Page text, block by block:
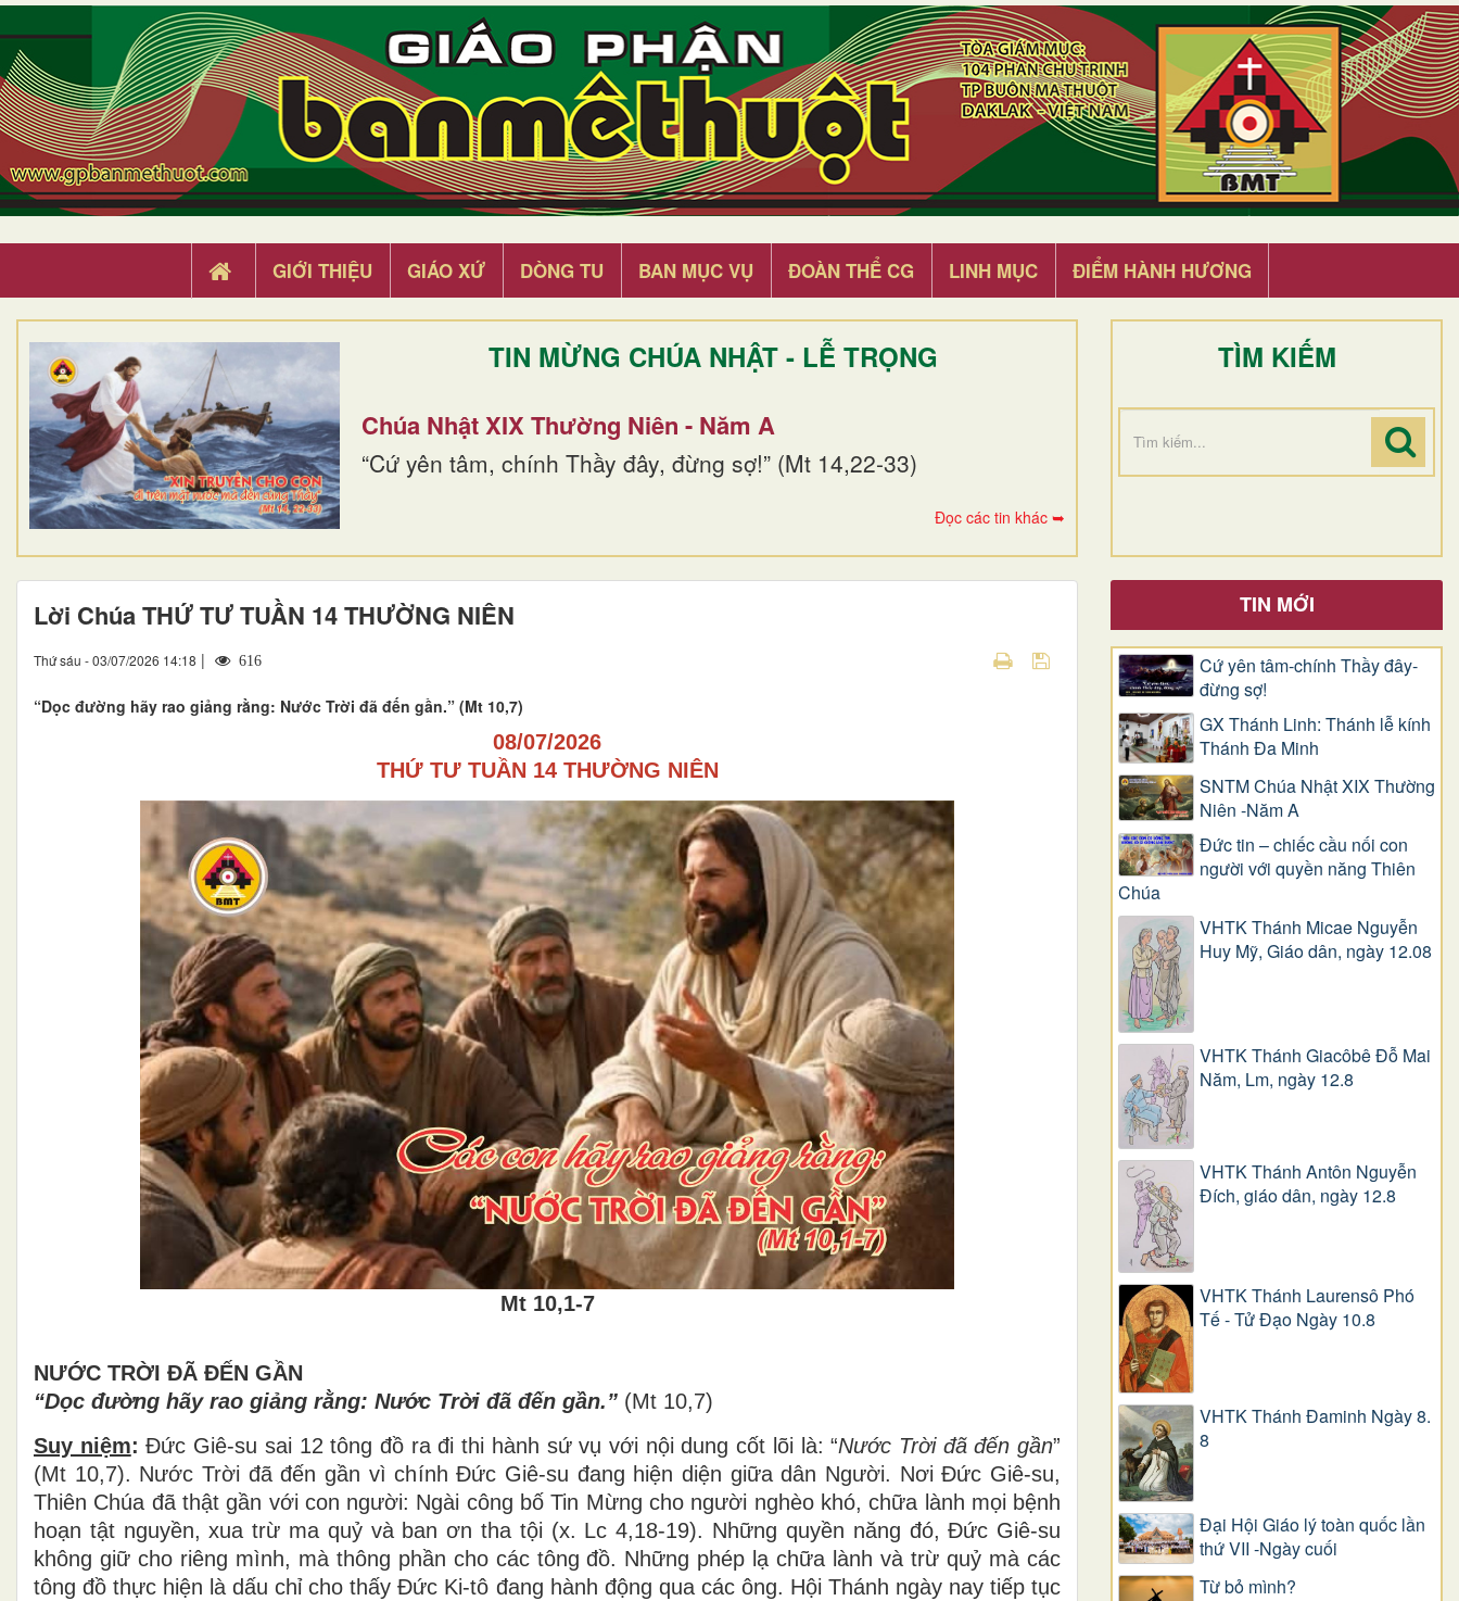
GIỚI THIỆU GIÁO XỨ DÒNG TU BAN MỤC VỤ ĐOÀN THỂ CG LINH MỤC ĐIỂM HÀNH HƯƠNG
TIN MỪNG CHÚA NHẬT - LỄ TRỌNG
Chúa Nhật XIX Thường Niên - Năm A
“Cứ yên tâm, chính Thầy đây, đừng sợ!” (Mt 14,22-33)
Đọc các tin khác ➥
TÌM KIẾM
Lời Chúa THỨ TƯ TUẦN 14 THƯỜNG NIÊN
Thứ sáu - 03/07/2026 14:18 | 616
“Dọc đường hãy rao giảng rằng: Nước Trời đã đến gần.” (Mt 10,7)
08/07/2026
THỨ TƯ TUẦN 14 THƯỜNG NIÊN
Mt 10,1-7
NƯỚC TRỜI ĐÃ ĐẾN GẦN
“Dọc đường hãy rao giảng rằng: Nước Trời đã đến gần.” (Mt 10,7)
Suy niệm: Đức Giê-su sai 12 tông đồ rađi thi hành sứvụ với nội dung cốt lõi là:“Nước Trời đã đến gần”
(Mt 10,7). Nước Trời đã đến gần vì chínhĐức Giê-su đang hiện diện giữa dân Người. NơiĐức Giê-su,
Thiên Chúa đãthật gần với con người: Ngài công bố Tin Mừng cho người nghèo khó, chữa lành mọi bệnh
hoạn tật nguyền, xua trừ ma quỷvàbanơn tha tội (x. Lc 4,18-19). Những quyền năng đó,Đức Giê-su
không giữcho riêng mình, màthông phần cho các tôngđồ. Những phép lạ chữa lành và trừ quỷ mà các
tôngđồ thực hiện là dấu chỉcho thấyĐức Ki-tô đang hành động qua các ông. Hội Thánh ngày nay tiếp tục
TIN MỚI
Cứ yên tâm-chính Thầy đây-
đừng sợ!
GX Thánh Linh: Thánh lễ kính
Thánh Đa Minh
SNTM Chúa Nhật XIX Thường
Niên -Năm A
Đức tin – chiếc cầu nối con
người với quyền năng Thiên
Chúa
VHTK Thánh Micae Nguyễn
Huy Mỹ, Giáo dân, ngày 12.08
VHTK Thánh Giacôbê Ðỗ Mai
Năm, Lm, ngày 12.8
VHTK Thánh Antôn Nguyễn
Ðích, giáo dân, ngày 12.8
VHTK Thánh Laurensô Phó
Tế - Tử Đạo Ngày 10.8
VHTK Thánh Đaminh Ngày 8.
8
Đại Hội Giáo lý toàn quốc lần
thứ VII -Ngày cuối
Từ bỏ mình?